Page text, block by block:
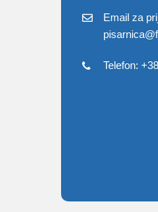
Email za
Telefon: